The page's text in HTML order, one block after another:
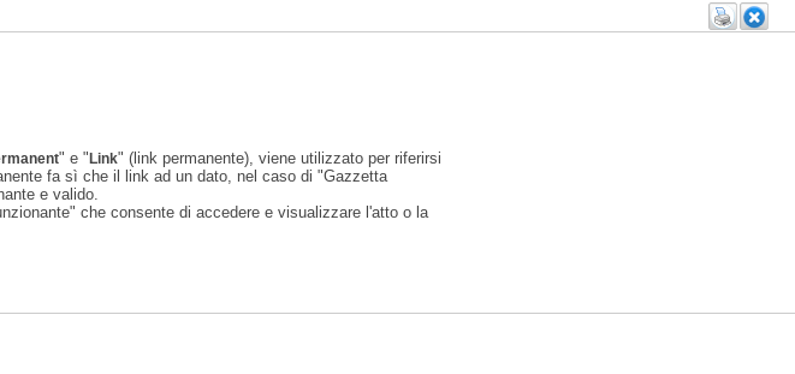
" e "Link" (link permanente), viene utilizzato per riferirsi
fa sì che il link ad un dato, nel caso di "Gazzetta
e valido.
che consente di accedere e visualizzare l'atto o la